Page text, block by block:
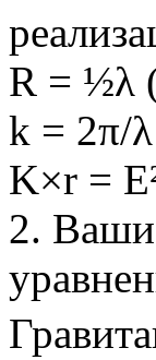
R = ½λ
k = 2π/
K×r =
2. Ваши